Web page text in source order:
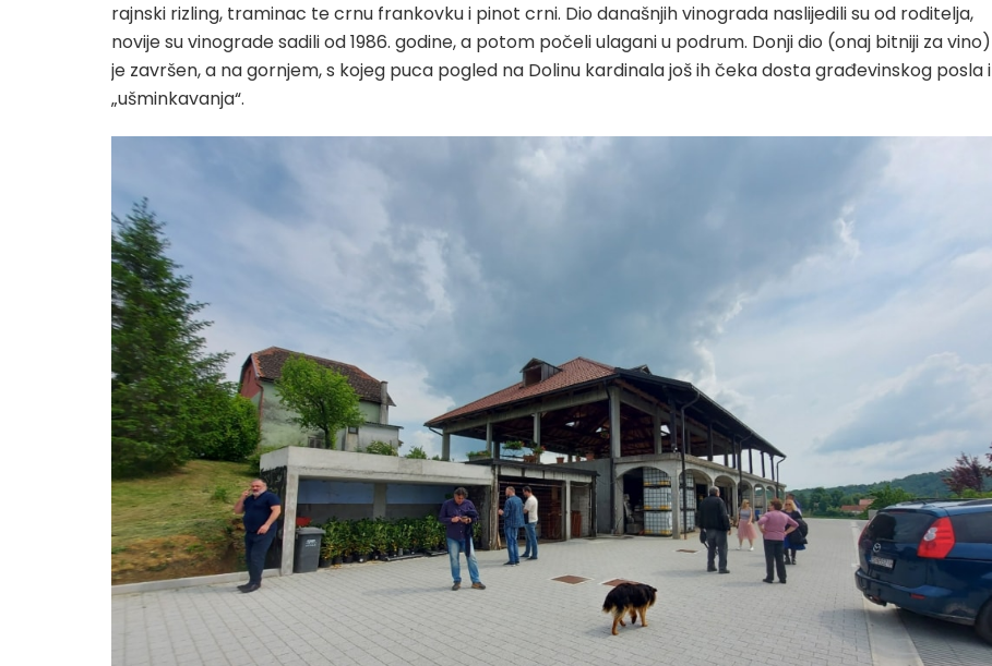
rajnski rizling, traminac te crnu frankovku i pinot crni. Dio današnjih vinograda naslijedili su od roditelja,
novije su vinograde sadili od 1986. godine, a potom počeli ulagani u podrum. Donji dio (onaj bitniji za vino)
je završen, a na gornjem, s kojeg puca pogled na Dolinu kardinala još ih čeka dosta građevinskog posla i
„ušminkavanja“.